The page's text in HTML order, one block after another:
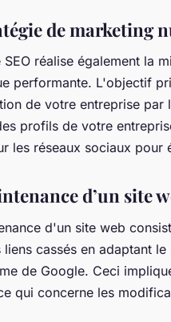
de marketing
SEO réalise également la
performante. L'objectif
de votre entreprise par
profils de votre
les réseaux sociaux pour
d’un site
d'un site web
liens cassés en adaptant
de Google. Ceci
qui concerne les